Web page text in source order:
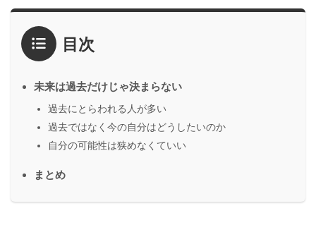
目次
未来は過去だけじゃ決まらない
過去にとらわれる人が多い
過去ではなく今の自分はどうしたいのか
自分の可能性は狭めなくていい
まとめ